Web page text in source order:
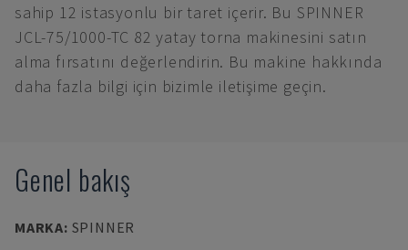
sahip 12 istasyonlu bir taret içerir. Bu SPINNER
JCL-75/1000-TC 82 yatay torna makinesini satın
alma fırsatını değerlendirin. Bu makine hakkında
daha fazla bilgi için bizimle iletişime geçin.
Genel bakış
MARKA: SPINNER